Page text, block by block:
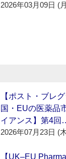
2026年03月09日 (
【ポスト・ブレ
国・EUの医薬品
イアンス】第4回
2026年07月23日 (
【UK–EU